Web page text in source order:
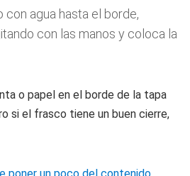
con agua hasta el borde,
con las manos y coloca la
o papel en el borde de la tapa
si el frasco tiene un buen cierre,